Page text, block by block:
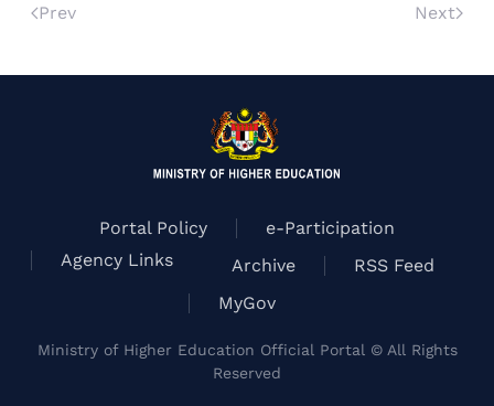
Prev Next
Portal Policy
e-Participation
Agency Links
Archive
RSS Feed
MyGov
Ministry of Higher Education Official Portal © All Rights
Reserved